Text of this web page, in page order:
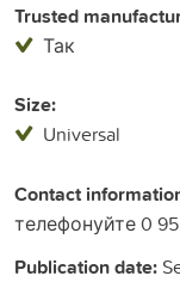
Trusted
Так
Size:
Universal
Contact
телефонуйте 0
Publication date: